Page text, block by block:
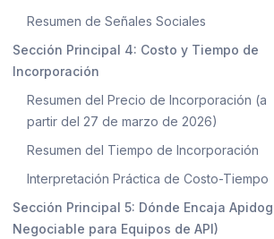
Resumen de Señales Sociales
Sección Principal 4: Costo y Tiempo de
Incorporación
Resumen del Precio de Incorporación (a
partir del 27 de marzo de 2026)
Resumen del Tiempo de Incorporación
Interpretación Práctica de Costo-Tiempo
Sección Principal 5: Dónde Encaja
Negociable para Equipos de API)